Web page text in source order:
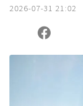
2026-07-31 21:02